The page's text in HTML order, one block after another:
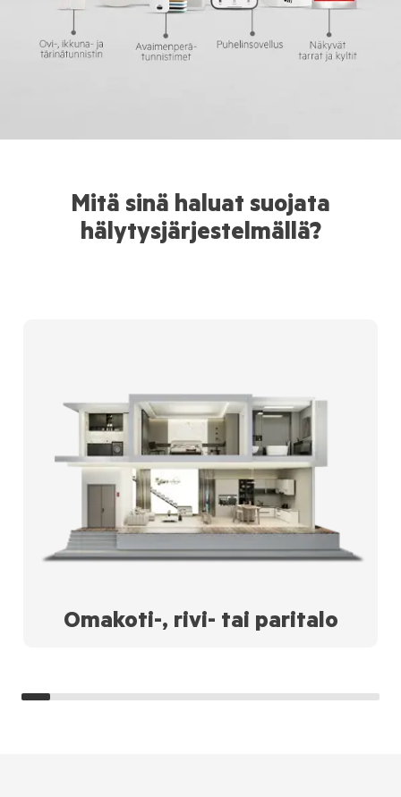
Mitä sinä haluat suojata
hälytysjärjestelmällä?
Omakoti-, rivi- tai paritalo